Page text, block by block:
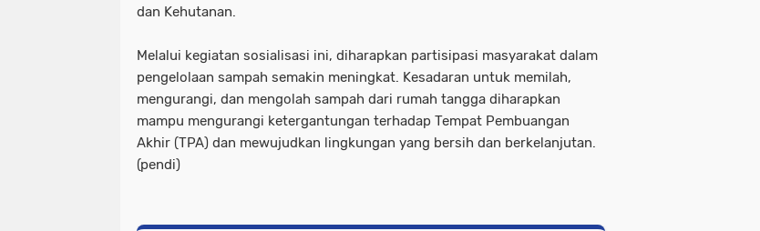
dan Kehutanan.
Melalui kegiatan sosialisasi ini, diharapkan partisipasi masyarakat dalam
pengelolaan sampah semakin meningkat. Kesadaran untuk memilah,
mengurangi, dan mengolah sampah dari rumah tangga diharapkan
mampu mengurangi ketergantungan terhadap Tempat Pembuangan
Akhir (TPA) dan mewujudkan lingkungan yang bersih dan berkelanjutan.
(pendi)